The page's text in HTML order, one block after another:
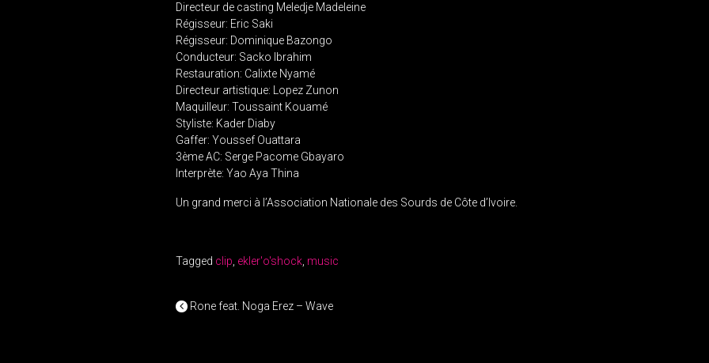
Directeur de casting Meledje Madeleine
Régisseur: Eric Saki
Régisseur: Dominique Bazongo
Conducteur: Sacko Ibrahim
Restauration: Calixte Nyamé
Directeur artistique: Lopez Zunon
Maquilleur: Toussaint Kouamé
Styliste: Kader Diaby
Gaffer: Youssef Ouattara
3ème AC: Serge Pacome Gbayaro
Interprète: Yao Aya Thina
Un grand merci à l’Association Nationale des Sourds de Côte d’Ivoire.
Tagged clip, ekler'o'shock, music
POST NAVIGATION
Rone feat. Noga Erez – Wave